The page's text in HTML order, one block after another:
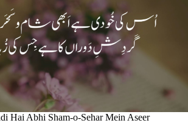
Hai Abhi Sham-o-Sehar Mein Aseer